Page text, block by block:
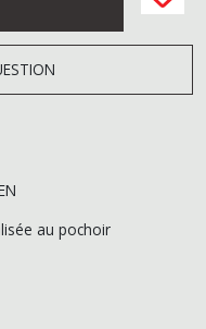
au pochoir